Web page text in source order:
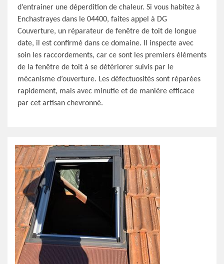
d’entrainer une déperdition de chaleur. Si vous habitez à
Enchastrayes dans le 04400, faites appel à DG
Couverture, un réparateur de fenêtre de toit de longue
date, il est confirmé dans ce domaine. Il inspecte avec
soin les raccordements, car ce sont les premiers éléments
de la fenêtre de toit à se détériorer suivis par le
mécanisme d’ouverture. Les défectuosités sont réparées
rapidement, mais avec minutie et de manière efficace
par cet artisan chevronné.